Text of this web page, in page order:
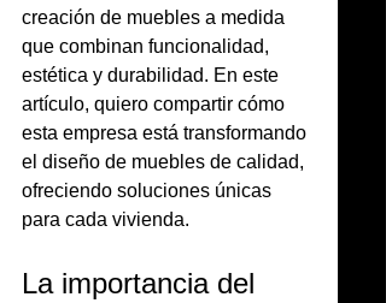
creación de muebles a medida
que combinan funcionalidad,
estética y durabilidad. En este
artículo, quiero compartir cómo
esta empresa está transformando
el diseño de muebles de calidad,
ofreciendo soluciones únicas
para cada vivienda.
La importancia del